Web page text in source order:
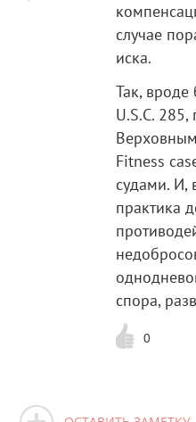
случае
иска.
Так,
U.S.C.
Fitness
судами. И,
практика
спора,
0